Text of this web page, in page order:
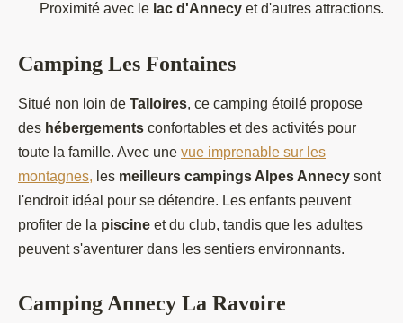
Proximité avec le lac d'Annecy et d'autres attractions.
Camping Les Fontaines
Situé non loin de Talloires, ce camping étoilé propose
des hébergements confortables et des activités pour
toute la famille. Avec une vue imprenable sur les
montagnes, les meilleurs campings Alpes Annecy sont
l'endroit idéal pour se détendre. Les enfants peuvent
profiter de la piscine et du club, tandis que les adultes
peuvent s'aventurer dans les sentiers environnants.
Camping Annecy La Ravoire